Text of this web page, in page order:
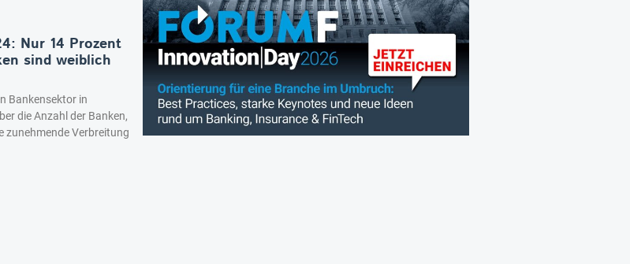
Nur 14 Prozent
sind weiblich
Bankensektor in
die Anzahl der Banken,
zunehmende Verbreitung